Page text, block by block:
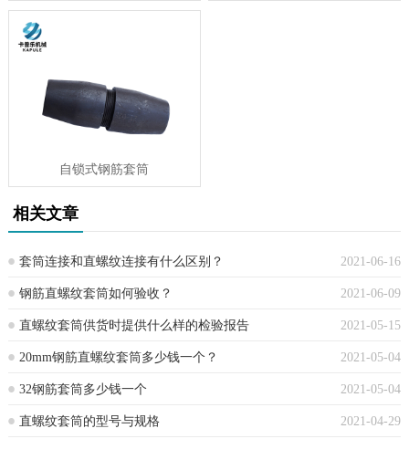
自锁式钢筋套筒
相关文章
2021-06-16
套筒连接和直螺纹连接有什么区别？
2021-06-09
钢筋直螺纹套筒如何验收？
2021-05-15
直螺纹套筒供货时提供什么样的检验报告
2021-05-04
20mm钢筋直螺纹套筒多少钱一个？
2021-05-04
32钢筋套筒多少钱一个
2021-04-29
直螺纹套筒的型号与规格